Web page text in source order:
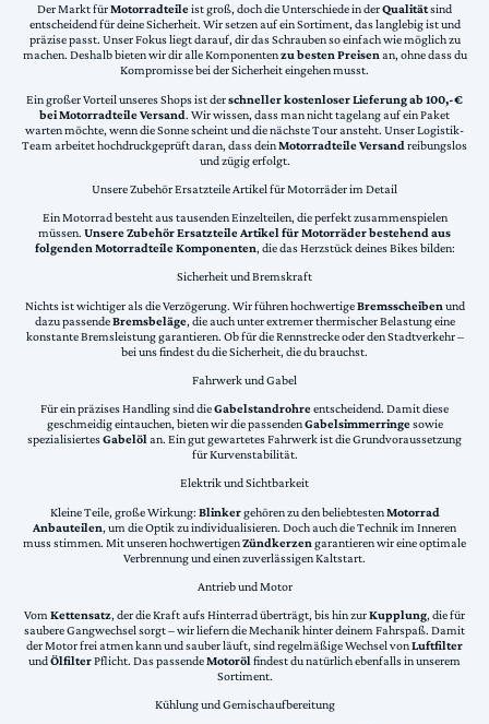
Der Markt fürMotorradteileist groß, doch die Unterschiede in derQualitätsind
entscheidend für deine Sicherheit. Wir setzen auf ein Sortiment, das langlebig ist und
präzise passt. Unser Fokus liegt darauf, dir das Schrauben so einfach wie möglich zu
machen. Deshalb bieten wir dir alle Komponentenzu besten Preisenan, ohne dass du
Kompromisse bei der Sicherheit eingehen musst.
Ein großer Vorteil unseres Shops ist derschneller kostenloser Lieferung ab 100,-€
bei Motorradteile Versand. Wir wissen, dass man nicht tagelang auf ein Paket
warten möchte, wenn die Sonne scheint und die nächste Tour ansteht. Unser Logistik-
Team arbeitet hochdruckgeprüft daran, dass deinMotorradteile Versand reibungslos
und zügig erfolgt.
Unsere Zubehör Ersatzteile Artikel für Motorräder im Detail
Ein Motorrad besteht aus tausenden Einzelteilen, die perfekt zusammenspielen
müssen. Unsere Zubehör Ersatzteile Artikel für Motorräder bestehend aus
folgenden Motorradteile Komponenten, die das Herzstück deines Bikes bilden:
Sicherheit und Bremskraft
Nichts ist wichtiger als die Verzögerung. Wir führen hochwertigeBremsscheiben und
dazu passendeBremsbeläge, die auch unter extremer thermischer Belastung eine
konstante Bremsleistung garantieren. Ob für die Rennstrecke oder den Stadtverkehr –
bei uns findest du die Sicherheit, die du brauchst.
Fahrwerk und Gabel
Für ein präzises Handling sind dieGabelstandrohreentscheidend. Damit diese
geschmeidig eintauchen, bieten wir die passendenGabelsimmerringesowie
spezialisiertesGabelölan. Ein gut gewartetes Fahrwerk ist die Grundvoraussetzung
für Kurvenstabilität.
Elektrik und Sichtbarkeit
Kleine Teile, große Wirkung: Blinkergehören zu den beliebtestenMotorrad
Anbauteilen, um die Optik zu individualisieren. Doch auch die Technik im Inneren
muss stimmen. Mit unseren hochwertigenZündkerzen garantieren wir eine optimale
Verbrennung und einen zuverlässigen Kaltstart.
Antrieb und Motor
VomKettensatz, der die Kraft aufs Hinterrad überträgt, bis hin zurKupplung, die für
saubere Gangwechsel sorgt – wir liefern die Mechanik hinter deinem Fahrspaß. Damit
der Motor frei atmen kann und sauber läuft, sind regelmäßige Wechsel vonLuftfilter
undÖlfilterPflicht. Das passendeMotorölfindest du natürlich ebenfalls in unserem
Sortiment.
Kühlung und Gemischaufbereitung